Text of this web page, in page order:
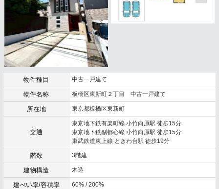
物件種目 中古一戸建て
物件名称 板橋区東新町２丁目 中古一戸建て
所在地 東京都板橋区東新町
交通
東京地下鉄有楽町線 小竹向原駅 徒歩15分
東京地下鉄副都心線 小竹向原駅 徒歩15分
東武鉄道東上線 ときわ台駅 徒歩19分
階数 3階建
建物構造 木造
建ぺい率/容積率 60% / 200%